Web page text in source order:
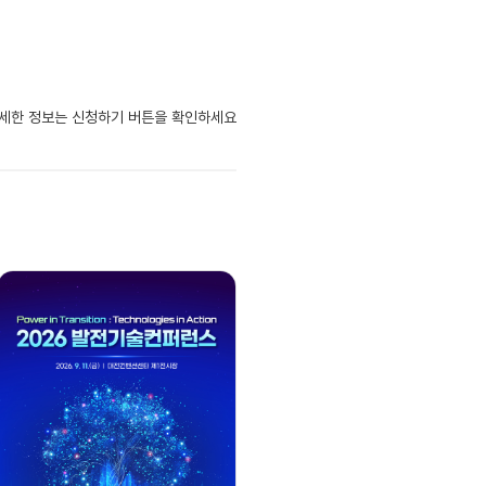
정보는 신청하기 버튼을 확인하세요